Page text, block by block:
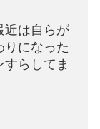
近は自らが
りになった
らしてま